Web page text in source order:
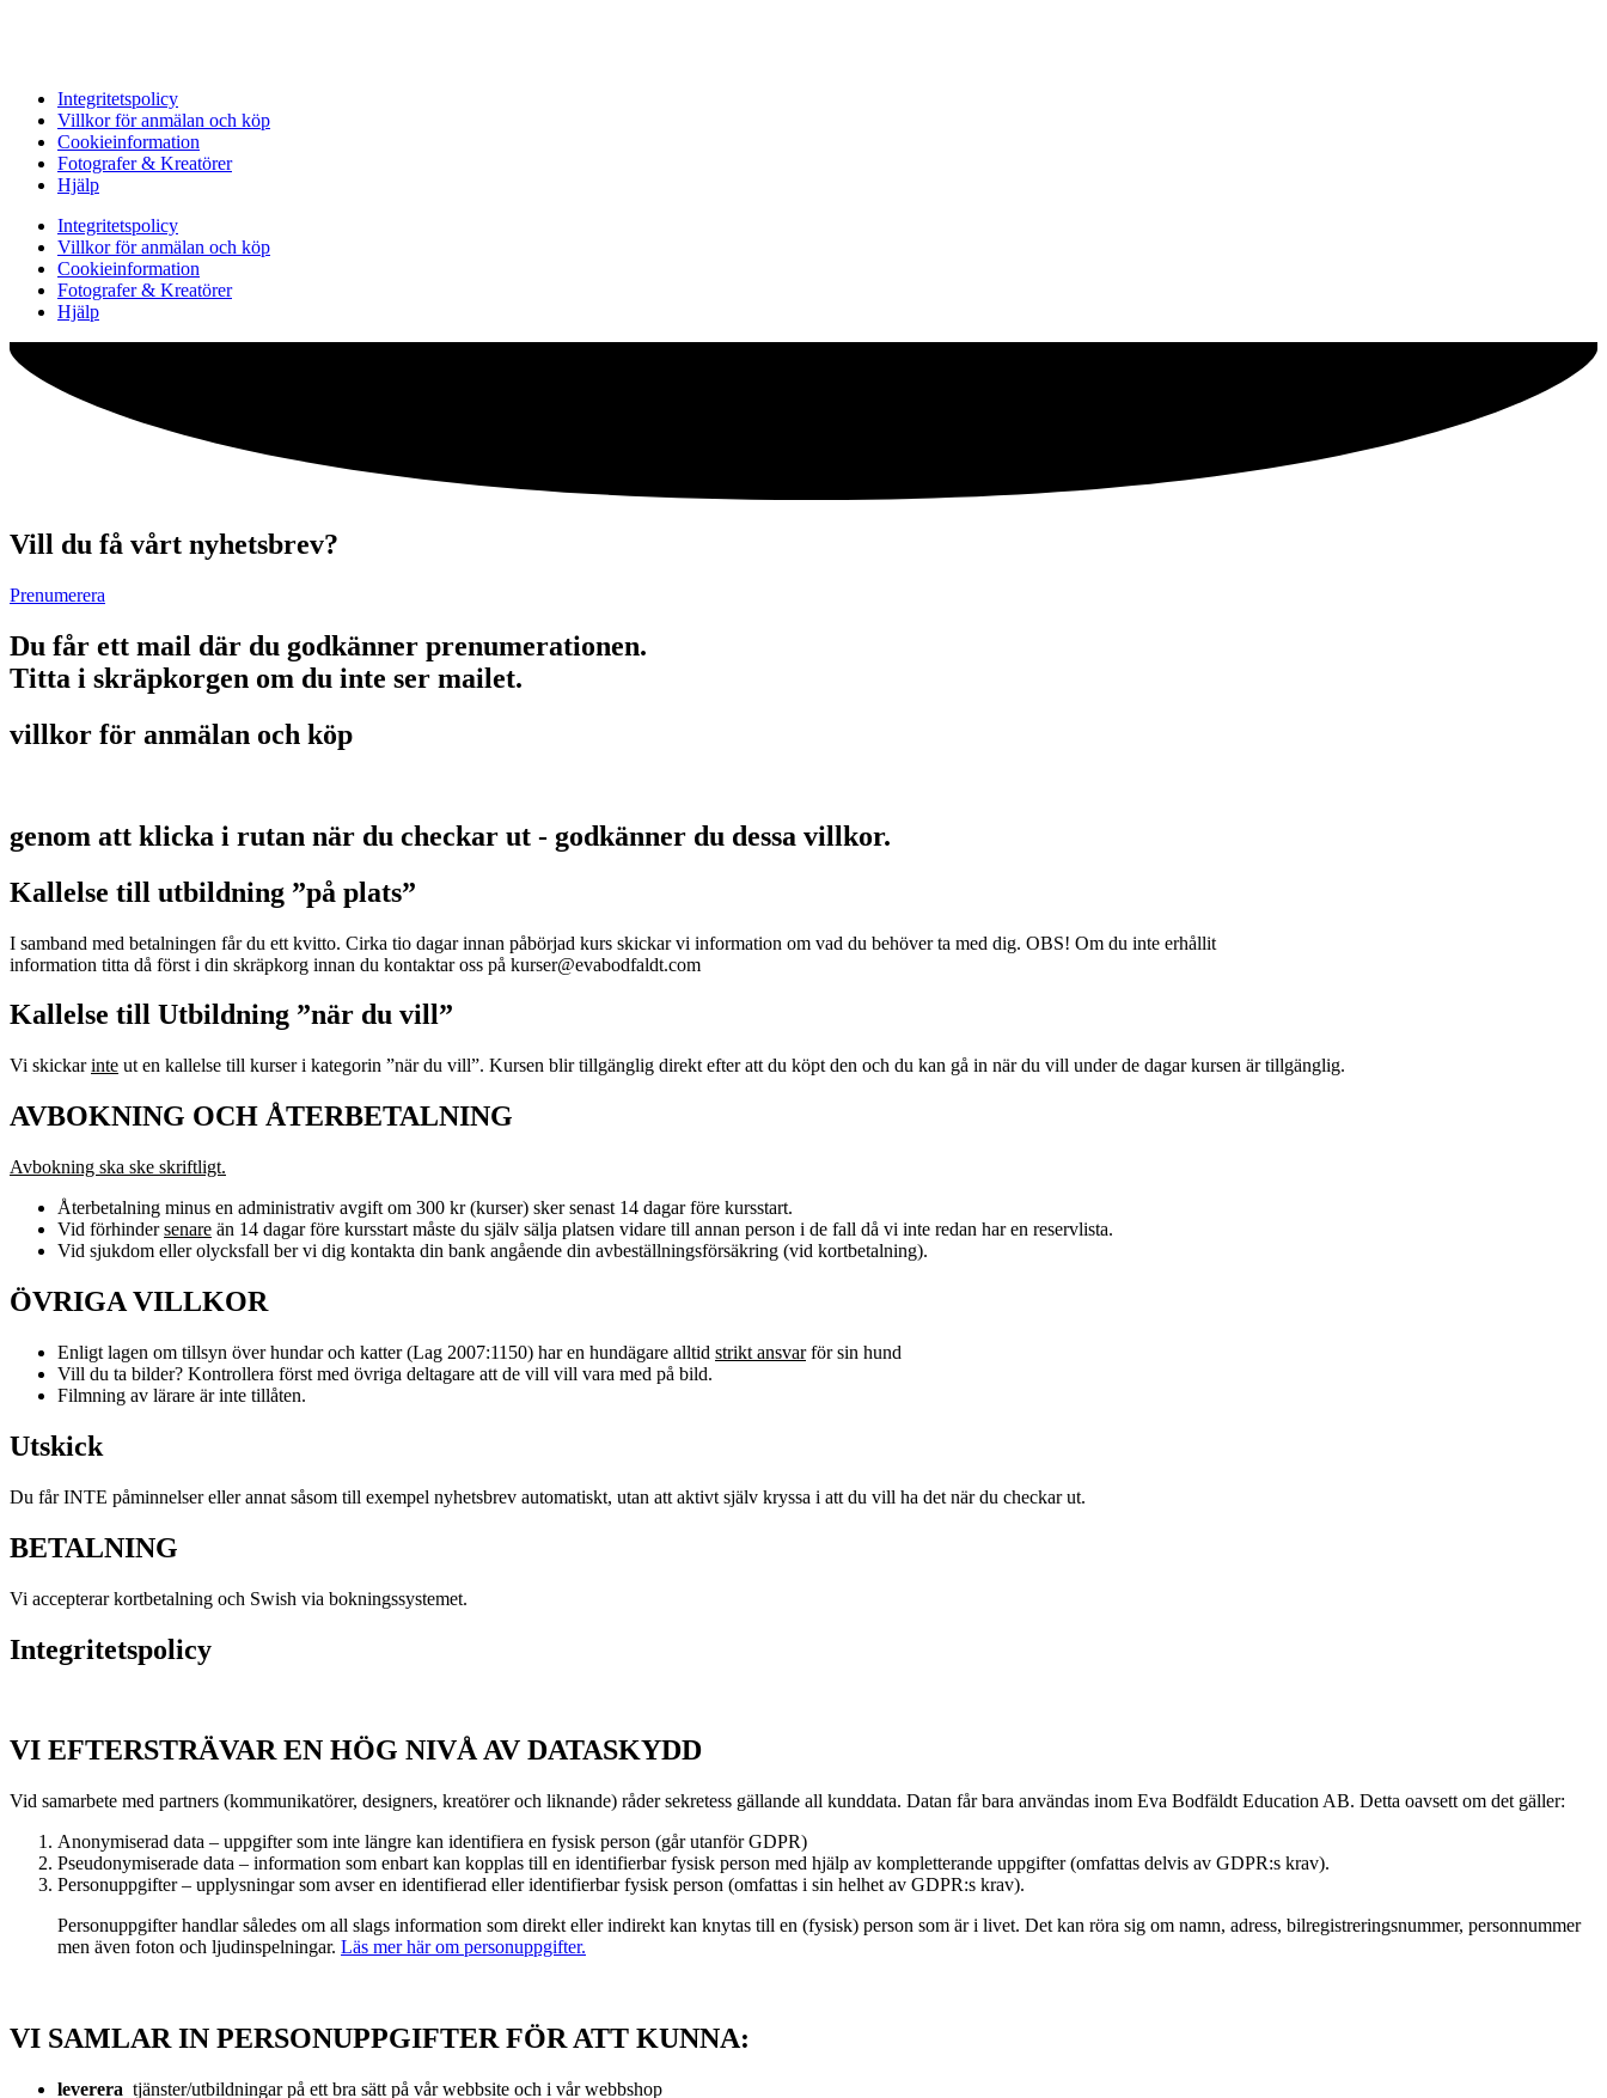
Integritetspolicy
Villkor för anmälan och köp
Cookieinformation
Fotografer & Kreatörer
Hjälp
Integritetspolicy
Villkor för anmälan och köp
Cookieinformation
Fotografer & Kreatörer
Hjälp
Vill du få vårt nyhetsbrev?
Prenumerera
Du får ett mail där du godkänner prenumerationen.
Titta i skräpkorgen om du inte ser mailet.
villkor för anmälan och köp
genom att klicka i rutan när du checkar ut - godkänner du dessa villkor.
Kallelse till utbildning ”på plats”
I samband med betalningen får du ett kvitto. Cirka tio dagar innan påbörjad kurs skickar vi information om vad du behöver ta med dig. OBS! Om du inte erhållit
information titta då först i din skräpkorg innan du kontaktar oss på kurser@evabodfaldt.com
Kallelse till Utbildning ”när du vill”
Vi skickarinte ut en kallelse till kurser i kategorin ”när du vill”. Kursen blir tillgänglig direkt efter att du köpt den och du kan gå in när du vill under de dagar kursen är tillgänglig.
AVBOKNING OCH ÅTERBETALNING
Avbokning ska ske skriftligt.
Återbetalning minus en administrativ avgift om 300 kr (kurser) sker senast 14 dagar före kursstart.
Vid förhindersenare än 14 dagar före kursstart måste du själv sälja platsen vidare till annan person i de fall då vi inte redan har en reservlista.
Vid sjukdom eller olycksfall ber vi dig kontakta din bank angående din avbeställningsförsäkring (vid kortbetalning).
ÖVRIGA VILLKOR
Enligt lagen om tillsyn över hundar och katter (Lag 2007:1150) har en hundägare alltid strikt ansvarför sin hund
Vill du ta bilder? Kontrollera först med övriga deltagare att de vill vill vara med på bild.
Filmning av lärare är inte tillåten.
Utskick
Du får INTE påminnelser eller annat såsom till exempel nyhetsbrev automatiskt, utan att aktivt själv kryssa i att du vill ha det när du checkar ut.
BETALNING
Vi accepterar kortbetalning och Swish via bokningssystemet.
Integritetspolicy
VI EFTERSTRÄVAR EN HÖG NIVÅ AV DATASKYDD
Vid samarbete med partners (kommunikatörer, designers, kreatörer och liknande) råder sekretess gällande all kunddata. Datan får bara användas inom Eva Bodfäldt Education AB. Detta oavsett om det gäller:
Anonymiserad data – uppgifter som inte längre kan identifiera en fysisk person (går utanför GDPR)
Pseudonymiserade data – information som enbart kan kopplas till en identifierbar fysisk person med hjälp av kompletterande uppgifter (omfattas delvis av GDPR:s krav).
Personuppgifter – upplysningar som avser en identifierad eller identifierbar fysisk person (omfattas i sin helhet av GDPR:s krav).
Personuppgifter handlar således om all slags information som direkt eller indirekt kan knytas till en (fysisk) person som är i livet. Det kan röra sig om namn, adress, bilregistreringsnummer, personnummer
men även foton och ljudinspelningar. Läs mer här om personuppgifter.
VI SAMLAR IN PERSONUPPGIFTER FÖR ATT KUNNA:
leverera tjänster/utbildningar på ett bra sätt på vår webbsite och i vår webbshop